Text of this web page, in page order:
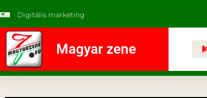
Digitális marketing
Magyar zene